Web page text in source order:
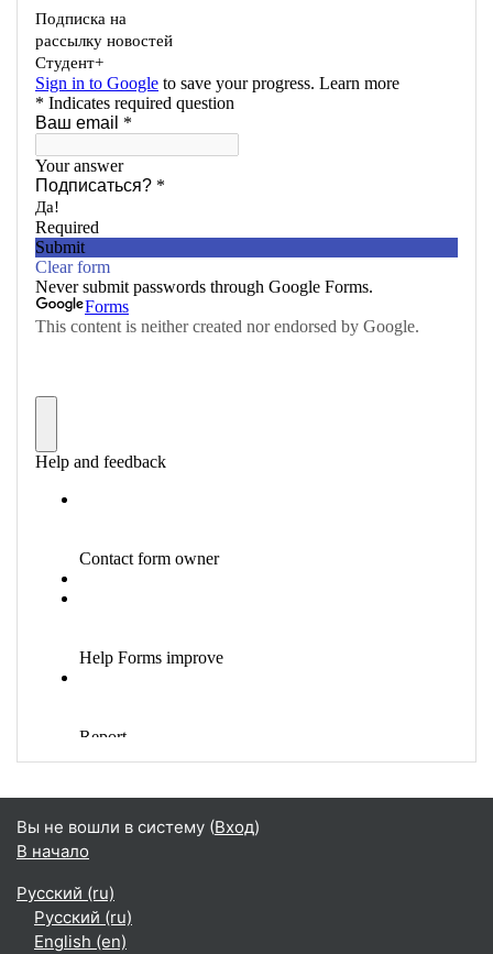
Вы не вошли в систему (Вход)
В начало
Русский ‎(ru)‎
Русский ‎(ru)‎
English ‎(en)‎